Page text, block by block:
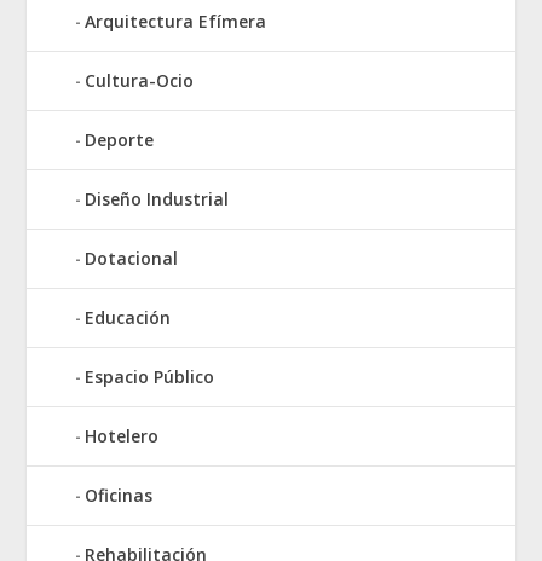
Arquitectura Efímera
Cultura-Ocio
Deporte
Diseño Industrial
Dotacional
Educación
Espacio Público
Hotelero
Oficinas
Rehabilitación